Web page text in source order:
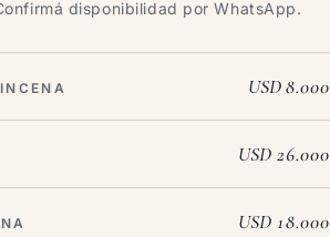
disponibilidad por WhatsApp.
USD 8.000
USD 26.000
USD 18.000